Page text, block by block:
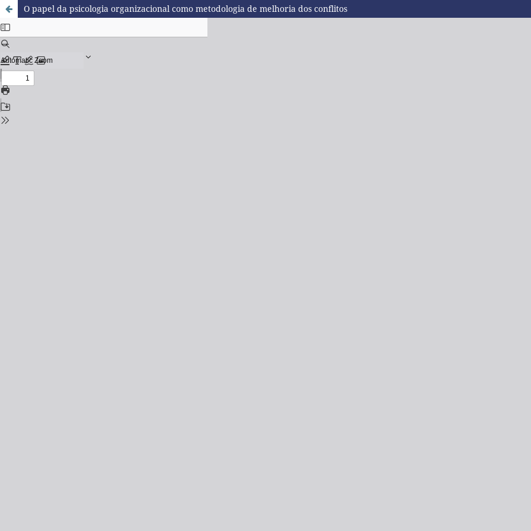
O papel da psicologia organizacional como metodologia de melhoria dos conflitos